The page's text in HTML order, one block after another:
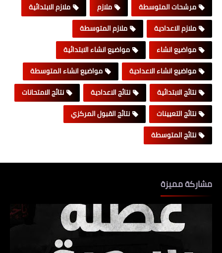
مرشحات المتوسطة
ملازم
ملازم الابتدائية
ملازم الاعدادية
ملازم المتوسطة
مواضيع انشاء
مواضيع انشاء الابتدائية
مواضيع انشاء الاعدادية
مواضيع انشاء المتوسطة
نتائج الابتدائية
نتائج الاعدادية
نتائج الامتحانات
نتائج التعيينات
نتائج القبول المركزي
نتائج المتوسطة
مشاركة مميزة